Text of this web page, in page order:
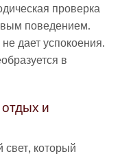
проверка
поведением.
дает успокоения.
в
и
который